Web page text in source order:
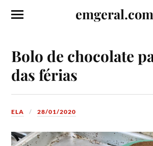
emgeral.com
Bolo de chocolate
das férias
ELA 28/01/2020